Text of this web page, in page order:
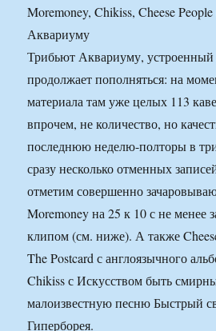
Moremoney, Chikiss, Cheese
Аквариуму
Трибьют Аквариуму,
продолжает пополняться: на
материала там уже целых 113
впрочем, не количество, но
последнюю неделю-полторы в
сразу несколько отменных
отметим совершенно
Moremoney на 25 к 10 с не менее
клипом (см. ниже). А также
The Postcard с англоязычного
Chikiss с Искусством быть
малоизвестную песню Быстрый
Гиперборея.